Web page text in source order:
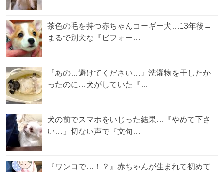
茶色の毛を持つ赤ちゃんコーギー犬…13年後→
まるで別犬な『ビフォー…
『あの…避けてください…』洗濯物を干したか
ったのに…犬がしていた『…
犬の前でスマホをいじった結果…『やめて下さ
い…』切ない声で『文句…
『ワンコで…！？』赤ちゃんが生まれて初めて